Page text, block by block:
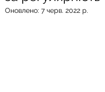
Оновлено: 7 черв. 2022 р.